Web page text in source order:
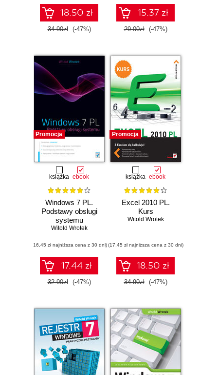
18.50 zł
34.90zł (-47%)
15.37 zł
29.00zł (-47%)
Promocja
książka ebook
Windows 7 PL.
Podstawy obslugi
systemu
Witold Wrotek
(16,45 zł najniższa cena z 30 dni)
17.44 zł
32.90zł (-47%)
Promocja
książka ebook
Excel 2010 PL.
Kurs
Witold Wrotek
(17,45 zł najniższa cena z 30 dni)
18.50 zł
34.90zł (-47%)